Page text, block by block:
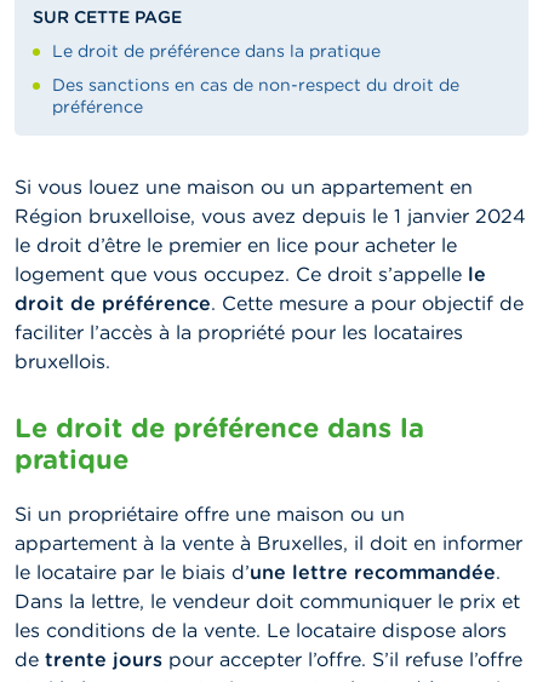
SUR CETTE PAGE
Le droit de préférence dans la pratique
Des sanctions en cas de non-respect du droit de
préférence
Si vous louez une maison ou un appartement en
Région bruxelloise, vous avez depuis le 1 janvier 2024
le droit d’être le premier en lice pour acheter le
logement que vous occupez. Ce droit s’appelle le
droit de préférence. Cette mesure a pour objectif de
faciliter l’accès à la propriété pour les locataires
bruxellois.
Le droit de préférence dans la
pratique
Si un propriétaire offre une maison ou un
appartement à la vente à Bruxelles, il doit en informer
le locataire par le biais d’une lettre recommandée.
Dans la lettre, le vendeur doit communiquer le prix et
les conditions de la vente. Le locataire dispose alors
de trente jours pour accepter l’offre. S’il refuse l’offre